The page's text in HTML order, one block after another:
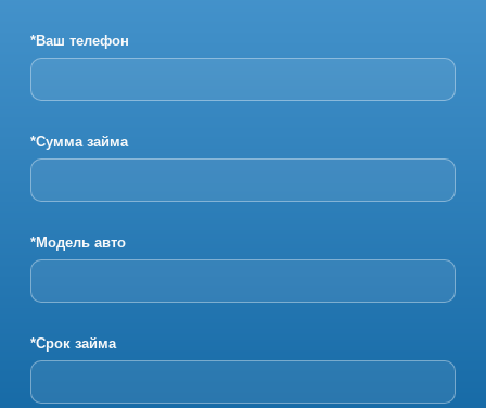
*Ваш телефон
*Сумма займа
*Модель авто
*Срок займа